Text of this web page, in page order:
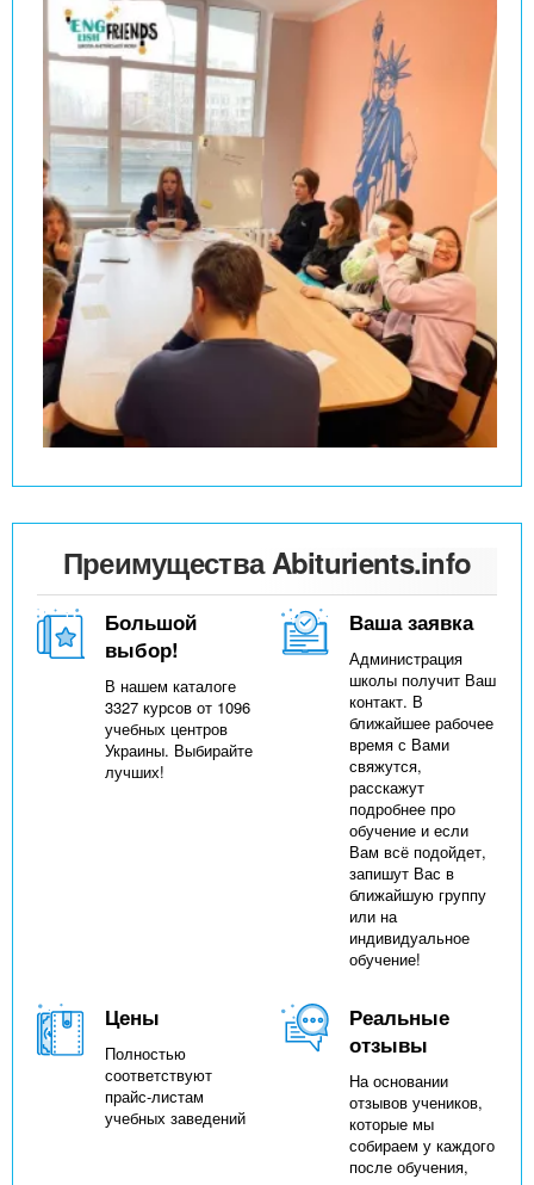
Преимущества Abiturients.info
Большой
выбор!
В нашем каталоге
3327 курсов от 1096
учебных центров
Украины. Выбирайте
лучших!
Ваша заявка
Администрация
школы получит Ваш
контакт. В
ближайшее рабочее
время с Вами
свяжутся,
расскажут
подробнее про
обучение и если
Вам всё подойдет,
запишут Вас в
ближайшую группу
или на
индивидуальное
обучение!
Цены
Полностью
соответствуют
прайс-листам
учебных заведений
Реальные
отзывы
На основании
отзывов учеников,
которые мы
собираем у каждого
после обучения,